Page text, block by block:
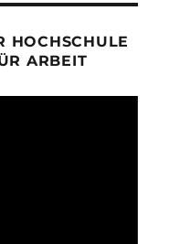
HOCHSCHULE
ARBEIT